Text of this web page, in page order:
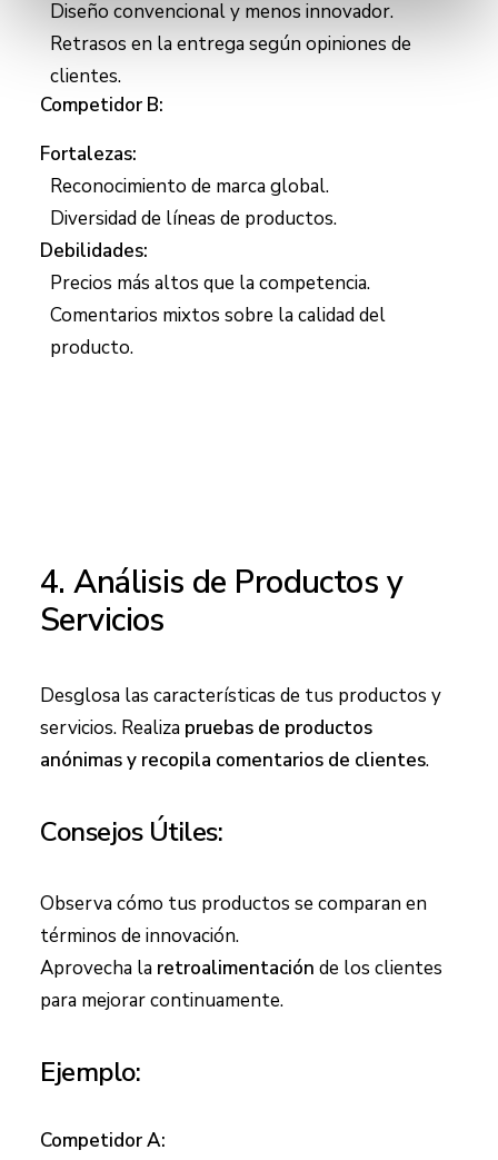
Diseño convencional y menos innovador.
Retrasos en la entrega según opiniones de
clientes.
Competidor B:
Fortalezas:
Reconocimiento de marca global.
Diversidad de líneas de productos.
Debilidades:
Precios más altos que la competencia.
Comentarios mixtos sobre la calidad del
producto.
4. Análisis de Productos y
Servicios
Desglosa las características de tus productos y
servicios. Realiza pruebas de productos
anónimas y recopila comentarios de clientes.
Consejos Útiles:
Observa cómo tus productos se comparan en
términos de innovación.
Aprovecha la retroalimentación de los clientes
para mejorar continuamente.
Ejemplo:
Competidor A: